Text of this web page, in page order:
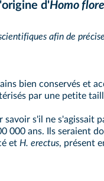
d'Homo
afin de
bien conservés et
par une petite
s'il ne s'agissait
000 ans. Ils seraient
et H. erectus, présent